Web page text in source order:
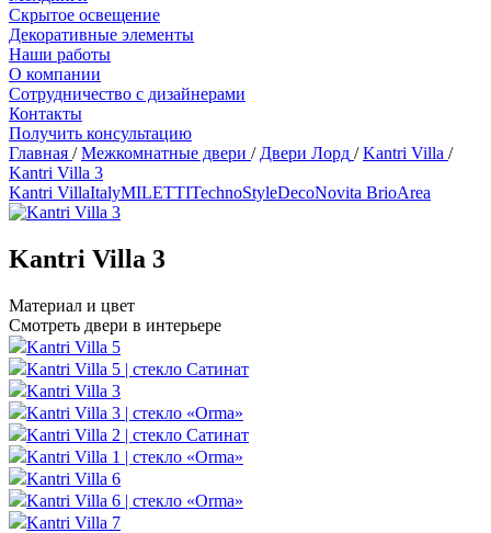
Скрытое освещение
Декоративные элементы
Наши работы
О компании
Сотрудничество с дизайнерами
Контакты
Получить консультацию
Главная /Межкомнатные двери / Двери Лорд /Kantri Villa /
Kantri Villa 3
Kantri VillaItalyMILETTITechnoStyleDecoNovita BrioArea
Kantri Villa 3
Материал и цвет
Смотреть двери в интерьере
Kantri Villa 5
Kantri Villa 5 | стекло Сатинат
Kantri Villa 3
Kantri Villa 3 | стекло «Orma»
Kantri Villa 2 | стекло Сатинат
Kantri Villa 1 | стекло «Orma»
Kantri Villa 6
Kantri Villa 6 | стекло «Orma»
Kantri Villa 7